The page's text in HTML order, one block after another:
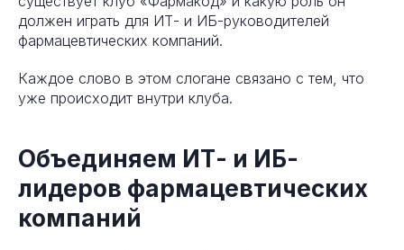
должен играть для ИТ- и ИБ-руководителей
фармацевтических компаний.
Каждое слово в этом слогане связано с тем, что
уже происходит внутри клуба.
Объединяем ИТ- и ИБ-
лидеров фармацевтических
компаний